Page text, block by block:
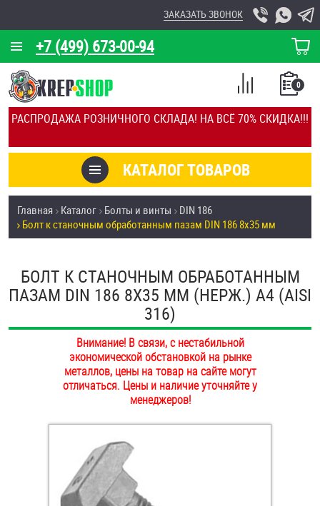
РАСПРОДАЖА РОЗНИЧНОГО СКЛАДА! НА ВСЁ 70% СКИДКА!!!
+7 (499) 673-00-94
ЗАКАЗАТЬ ЗВОНОК
КОРЗИНА
О КОМПАНИИ
КАЛЬКУЛЯТОР
ОТЗЫВЫ
УСЛУГИ
СКИДКИ
ОПТ
ПОКУПАТЕЛЯМ
ОПЛАТА И ДОСТАВКА
НАШИ МАГАЗИНЫ
КАТАЛОГ ТОВАРОВ
0
СПИСОК
СРАВНЕНИЕ
Товары со скидкой
Анкеры
Антивандальный крепёж, инструмент
Дюймовый крепёж
Заклепки (Гайки-Заклепки)
Главная Каталог Болты и винты
DIN 186
Болт к станочным обработанным пазам DIN 186 8х35 мм
БОЛТ К СТАНОЧНЫМ ОБРАБОТАННЫМ
ПАЗАМ DIN 186 8Х35 ММ (НЕРЖ.) A4 (AISI
316)
Внимание! В связи, с нестабильной
экономической обстановкой на рынке
металлов, цены на товар на сайте могут
отличаться. Цены и наличие уточняйте у
менеджеров!